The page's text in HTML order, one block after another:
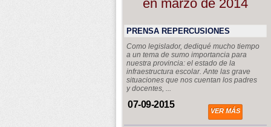
en marzo de 2014
PRENSA REPERCUSIONES
Como legislador, dediqué mucho tiempo
a un tema de sumo importancia para
nuestra provincia: el estado de la
infraestructura escolar. Ante las grave
situaciones que nos cuentan los padres
y docentes, ...
07-09-2015
VER MÁS